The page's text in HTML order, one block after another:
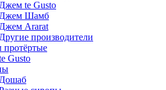
Джем te Gusto
Джем Шамб
Джем Ararat
Другие производители
протёртые
Gusto
Дошаб